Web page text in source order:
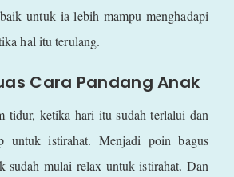
untuk ia lebih mampu menghadapi
hal itu terulang.
Cara Pandang Anak
tidur, ketika hari itu sudah terlalui dan
untuk istirahat. Menjadi poin bagus
sudah mulai relax untuk istirahat. Dan